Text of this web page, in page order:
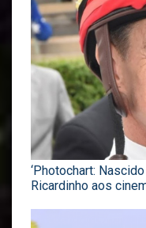
‘Photochart:
Ricardinho aos